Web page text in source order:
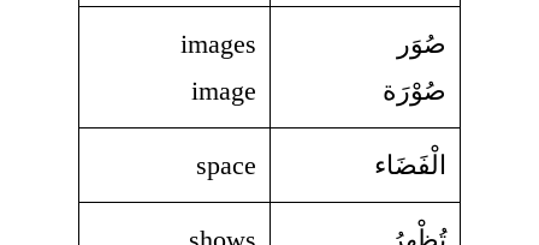
صُوَر
صُوْرَة
images
image
الْفَضَاء space